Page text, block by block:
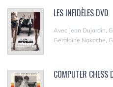
LES INFIDÈLES DVD
Avec Jean Dujardin,
Géraldine Nakache,
COMPUTER CHESS